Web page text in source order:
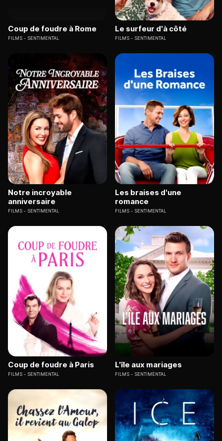
Coup de foudre à Rome
FILMS SENTIMENTAL
Le surfeur d'à côté
FILMS SENTIMENTAL
Notre incroyable
anniversaire
FILMS SENTIMENTAL
Les braises d'une
romance
FILMS SENTIMENTAL
Coup de foudre à Paris
FILMS SENTIMENTAL
L'île aux mariages
FILMS SENTIMENTAL